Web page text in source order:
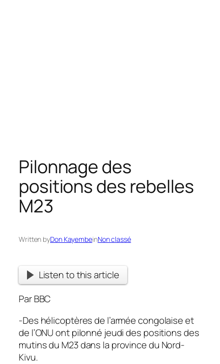
Pilonnage des
positions des rebelles
M23
Written byDon KayembeinNon classé
Listen to this article
Par BBC
-Des hélicoptères de l’armée congolaise et
de l’ONU ont pilonné jeudi des positions des
mutins du M23 dans la province du Nord-
Kivu.